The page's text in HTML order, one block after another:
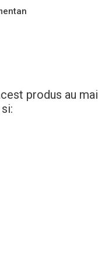
produs au mai